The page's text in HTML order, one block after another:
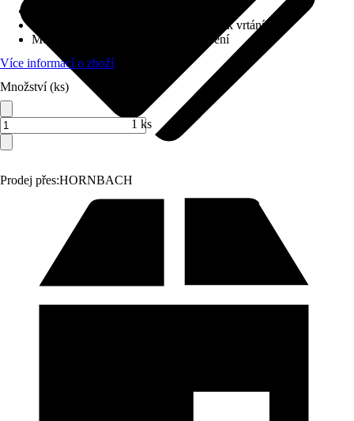
Prodej přes:HORNBACH
Montážní materiál k vrtání
Možnost upevnění
Šroubování, Lepení
Více informací o zboží
Množství (ks)
1 ks